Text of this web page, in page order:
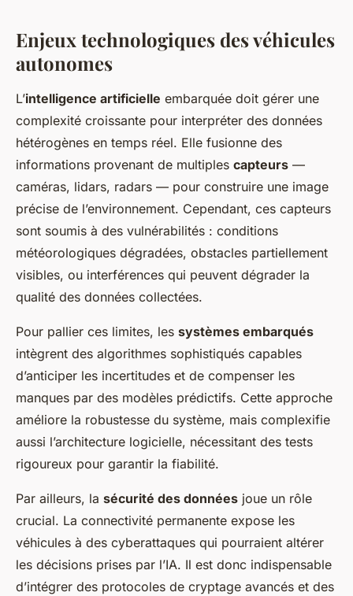
Enjeux technologiques des véhicules
autonomes
L’intelligence artificielle embarquée doit gérer une
complexité croissante pour interpréter des données
hétérogènes en temps réel. Elle fusionne des
informations provenant de multiples capteurs —
caméras, lidars, radars — pour construire une image
précise de l’environnement. Cependant, ces capteurs
sont soumis à des vulnérabilités : conditions
météorologiques dégradées, obstacles partiellement
visibles, ou interférences qui peuvent dégrader la
qualité des données collectées.
Pour pallier ces limites, les systèmes embarqués
intègrent des algorithmes sophistiqués capables
d’anticiper les incertitudes et de compenser les
manques par des modèles prédictifs. Cette approche
améliore la robustesse du système, mais complexifie
aussi l’architecture logicielle, nécessitant des tests
rigoureux pour garantir la fiabilité.
Par ailleurs, la sécurité des données joue un rôle
crucial. La connectivité permanente expose les
véhicules à des cyberattaques qui pourraient altérer
les décisions prises par l’IA. Il est donc indispensable
d’intégrer des protocoles de cryptage avancés et des